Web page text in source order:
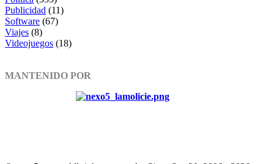
Publicidad (11)
Software (67)
Viajes (8)
Videojuegos (18)
MANTENIDO POR